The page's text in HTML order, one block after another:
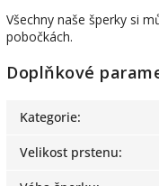
Všechny naše šperky si
pobočkách.
Doplňkové
Kategorie:
Velikost prstenu: